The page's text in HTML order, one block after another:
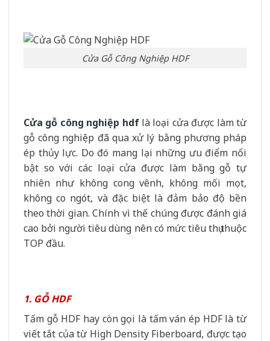
Cửa Gỗ Công Nghiệp HDF
Cửa gỗ công nghiệp hdflà loại cửa được làm từ
gỗ công nghiệp đã qua xử lý bằng phương pháp
ép thủy lực. Do đó mang lại những ưu điểm nổi
bật so với các loại cửa được làm bằng gỗ tự
nhiên như không cong vênh, không mối mọt,
không co ngót, và đặc biệt là đảm bảo độ bền
theo thời gian. Chính vì thế chúng được đánh giá
cao bởi người tiêu dùng nên có mức tiêu thụ thuộc
TOP đầu.
1. GỖ HDF
Tấm gỗ HDF hay còn gọi là tấm ván ép HDF là từ
viết tắt của từ High Density Fiberboard, được tạo